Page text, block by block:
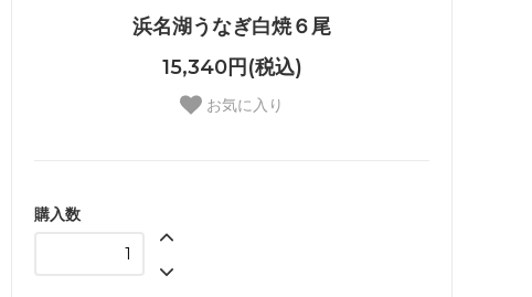
浜名湖うなぎ白焼６尾
15,340円(税込)
お気に入り
購入数